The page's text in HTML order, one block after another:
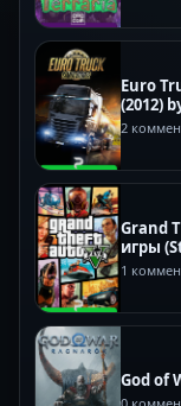
Euro
(2012)
2
Grand
игры
1
God of
0